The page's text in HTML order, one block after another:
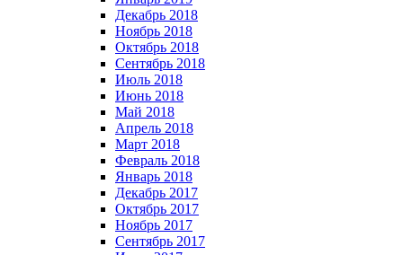
Декабрь 2018
Ноябрь 2018
Октябрь 2018
Сентябрь 2018
Июль 2018
Июнь 2018
Май 2018
Апрель 2018
Март 2018
Февраль 2018
Январь 2018
Декабрь 2017
Октябрь 2017
Ноябрь 2017
Сентябрь 2017